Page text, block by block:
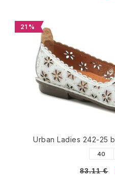
21 %
Urban Ladies 242-25
40
83.11 €